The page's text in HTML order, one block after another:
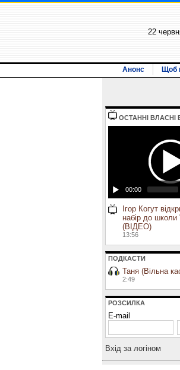
22
Анонс Щоб
ОСТАННI ВЛАСНI
00:00
Ігор Когут
набір до школи
(ВІДЕО)
13:56
ПОДКАСТИ
Таня (Вільна
2:49
РОЗСИЛКА
E-mail
Вхiд за логiном